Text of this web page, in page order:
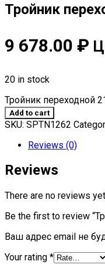
Тройник
9 678.00 ₽
20 in stock
Тройник переходной
Add to cart
SKU: SPTN1262
Reviews (0)
Reviews
There are no reviews
Be the first to review
Ваш адрес email не
Your rating *